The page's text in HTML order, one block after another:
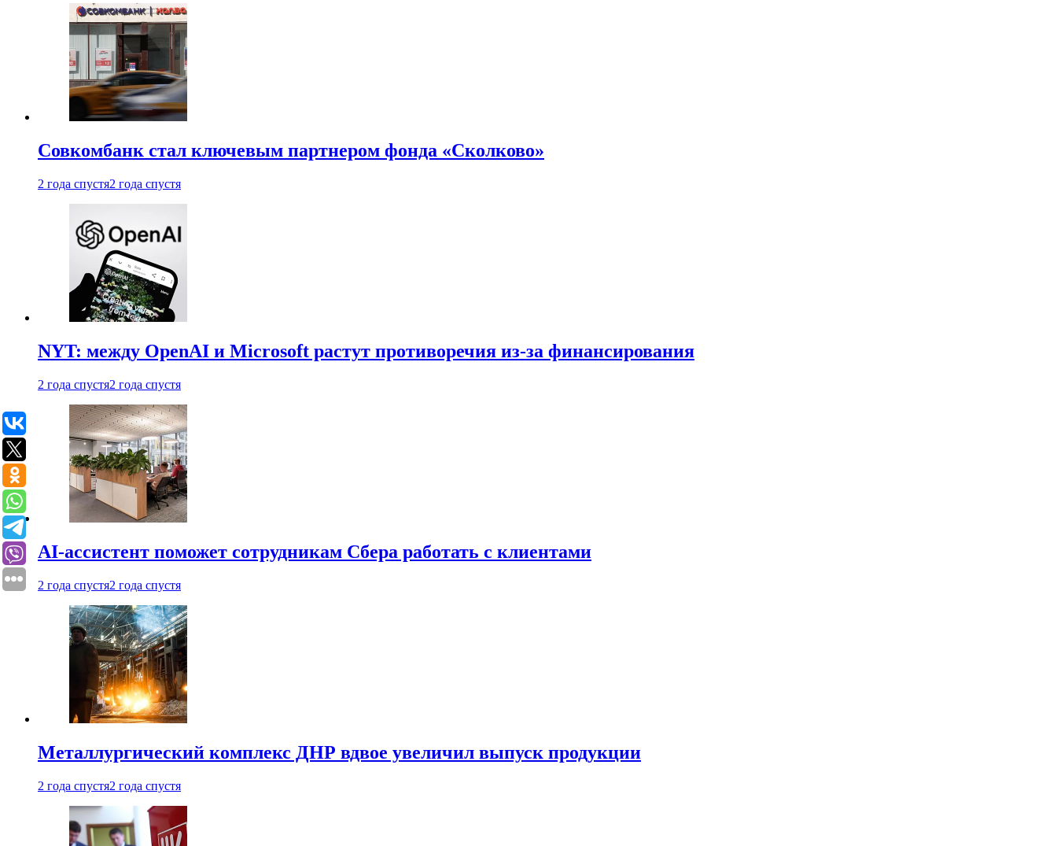
Совкомбанк стал ключевым партнером фонда «Сколково»
2 года спустя2 года спустя
NYT: между OpenAI и Microsoft растут противоречия из-за финансирования
2 года спустя2 года спустя
AI-ассистент поможет сотрудникам Сбера работать с клиентами
2 года спустя2 года спустя
Металлургический комплекс ДНР вдвое увеличил выпуск продукции
2 года спустя2 года спустя